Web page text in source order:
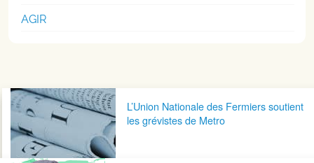
AGIR
Navigation postaleL’Union Nationale des Fermiers soutient
les grévistes de Metro